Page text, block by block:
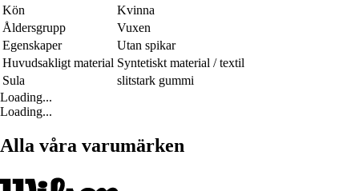
Kön
Kvinna
Åldersgrupp
Vuxen
Egenskaper
Utan spikar
Huvudsakligt material Syntetiskt material / textil
Sula
slitstark gummi
Loading...
Loading...
Alla våra varumärken